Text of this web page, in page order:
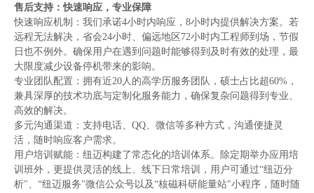
售后支持：快速响应，专业保障
快速响应机制：我们承诺4小时内响应，8小时内提供解决方案。若
远程无法解决，省会24小时、偏远地区72小时内工程师到场， 节假
日也不例外。 确保 用 户在遇到问题时能够得到及时有效的处理，最
大限度减少设备停机带来的影响。
专业团队配置：拥有近20人的高学历服务团队，硕士占比超60%，
兼具深厚的技术功底与定制化服务能力，确保复杂问题得到专业、
高效的解决。
多元沟通渠道：支持电话、QQ、微信等多种方式，沟通便捷灵
活，随时响应客户需求。
用户培训赋能： 纽迈构建了常态化的培训体系。除定期举办应用培
训班外，更提供灵活的线上、线下日常培训，用户可通过“纽迈分
析"、“纽迈服务"微信公众号以及“核磁科研能量站"小程序，随时随